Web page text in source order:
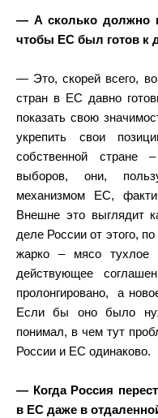
— А сколько должно
чтобы ЕС был готов к
— Это, скорей всего,
стран в ЕС давно
показать свою
укрепить свои
собственной
выборов, они,
механизмом ЕС,
Внешне это выглядит
деле России от этого,
жарко – мясо
действующее
пролонгировано,
а
Если бы оно было
понимал, в чем тут
России и ЕС одинаково.
— Когда Россия
в ЕС даже в